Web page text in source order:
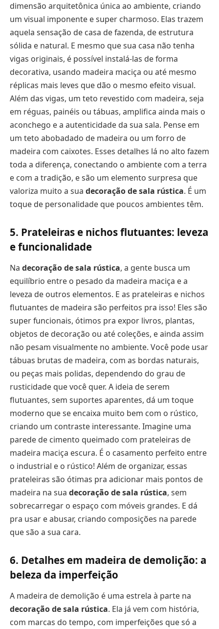
dimensão arquitetônica única ao ambiente, criando
um visual imponente e super charmoso. Elas trazem
aquela sensação de casa de fazenda, de estrutura
sólida e natural. E mesmo que sua casa não tenha
vigas originais, é possível instalá-las de forma
decorativa, usando madeira maciça ou até mesmo
réplicas mais leves que dão o mesmo efeito visual.
Além das vigas, um teto revestido com madeira, seja
em réguas, painéis ou tábuas, amplifica ainda mais o
aconchego e a autenticidade da sua sala. Pense em
um teto abobadado de madeira ou um forro de
madeira com caixotes. Esses detalhes lá no alto fazem
toda a diferença, conectando o ambiente com a terra
e com a tradição, e são um elemento surpresa que
valoriza muito a sua decoração de sala rústica. É um
toque de personalidade que poucos ambientes têm.
5. Prateleiras e nichos flutuantes: leveza
e funcionalidade
Na decoração de sala rústica, a gente busca um
equilíbrio entre o pesado da madeira maciça e a
leveza de outros elementos. E as prateleiras e nichos
flutuantes de madeira são perfeitos pra isso! Eles são
super funcionais, ótimos pra expor livros, plantas,
objetos de decoração ou até coleções, e ainda assim
não pesam visualmente no ambiente. Você pode usar
tábuas brutas de madeira, com as bordas naturais,
ou peças mais polidas, dependendo do grau de
rusticidade que você quer. A ideia de serem
flutuantes, sem suportes aparentes, dá um toque
moderno que se encaixa muito bem com o rústico,
criando um contraste interessante. Imagine uma
parede de cimento queimado com prateleiras de
madeira maciça escura. É o casamento perfeito entre
o industrial e o rústico! Além de organizar, essas
prateleiras são ótimas pra adicionar mais pontos de
madeira na sua decoração de sala rústica, sem
sobrecarregar o espaço com móveis grandes. E dá
pra usar e abusar, criando composições na parede
que são a sua cara.
6. Detalhes em madeira de demolição: a
beleza da imperfeição
A madeira de demolição é uma estrela à parte na
decoração de sala rústica. Ela já vem com história,
com marcas do tempo, com imperfeições que só a